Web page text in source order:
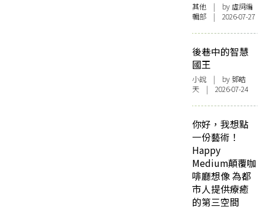
其他 | by 虛詞編
輯部 | 2026-07-27
後巷中的智慧
國王
小說 | by 鄧皓
天 | 2026-07-24
你好，我想點
一份藝術！
Happy
Medium顛覆咖
啡廳想像 為都
市人提供療癒
的第三空間